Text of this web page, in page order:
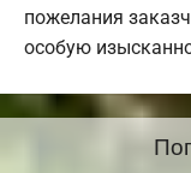
пожелания
особую